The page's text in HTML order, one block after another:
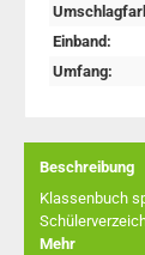
Einband:
Umfang:
Beschreibung
Klassenbuch
Mehr